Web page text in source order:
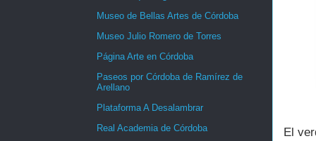
El
Museo de Bellas Artes de Córdoba
Museo Julio Romero de Torres
Página Arte en Córdoba
Paseos por Córdoba de Ramírez de
Arellano
Plataforma A Desalambrar
Real Academia de Córdoba